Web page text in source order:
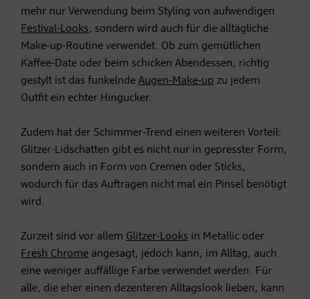
mehr nur Verwendung beim Styling von aufwendigen
Festival-Looks, sondern wird auch für die alltägliche
Make-up-Routine verwendet. Ob zum gemütlichen
Kaffee-Date oder beim schicken Abendessen, richtig
gestylt ist das funkelnde Augen-Make-up zu jedem
Outfit ein echter Hingucker.
Zudem hat der Schimmer-Trend einen weiteren Vorteil:
Glitzer-Lidschatten gibt es nicht nur in gepresster Form,
sondern auch in Form von Cremen oder Sticks,
wodurch für das Auftragen nicht mal ein Pinsel benötigt
wird.
Zurzeit sind vor allem Glitzer-Looks in Metallic oder
Fresh Chrome angesagt, jedoch kann, im Alltag, auch
eine weniger auffällige Farbe verwendet werden. Für
alle, die eher einen dezenteren Alltagslook lieben, kann